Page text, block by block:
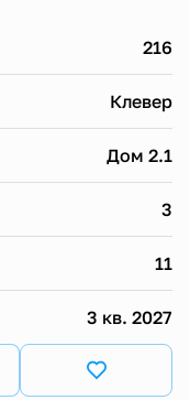
216
Клевер
Дом 2.1
3
11
3 кв. 2027